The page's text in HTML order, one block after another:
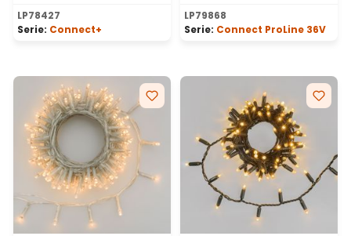
LP78427
Serie: Connect+
LP79868
Serie: Connect ProLine 36V